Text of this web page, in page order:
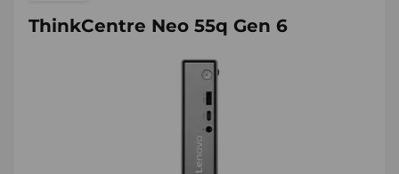
ThinkCentre Neo 55q Gen 6